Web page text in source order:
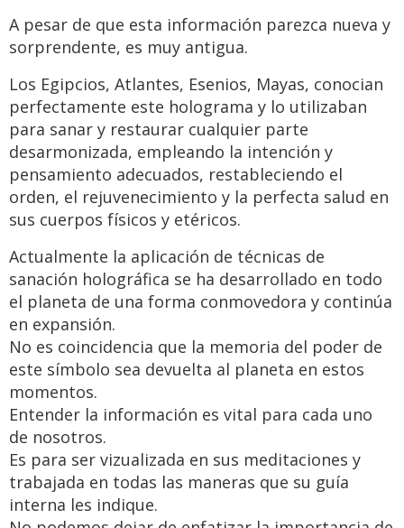
A pesar de que esta información parezca nueva y
sorprendente, es muy antigua.
Los Egipcios, Atlantes, Esenios, Mayas, conocian
perfectamente este holograma y lo utilizaban
para sanar y restaurar cualquier parte
desarmonizada, empleando la intención y
pensamiento adecuados, restableciendo el
orden, el rejuvenecimiento y la perfecta salud en
sus cuerpos físicos y etéricos.
Actualmente la aplicación de técnicas de
sanación holográfica se ha desarrollado en todo
el planeta de una forma conmovedora y continúa
en expansión.
No es coincidencia que la memoria del poder de
este símbolo sea devuelta al planeta en estos
momentos.
Entender la información es vital para cada uno
de nosotros.
Es para ser vizualizada en sus meditaciones y
trabajada en todas las maneras que su guía
interna les indique.